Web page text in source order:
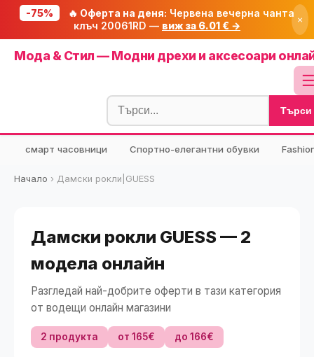
-75% 🔥 Оферта на деня: Червена вечерна чанта
клъч 20061RD — виж за 6.01 € → ×
Мода & Стил — Модни дрехи и аксесоари
Начало
🔥 Намаления
🧮 Калкулатори Търси
смарт часовници Спортно-елегантни обувки
Начало › Дамски рокли|GUESS
Дамски рокли GUESS — 2
модела онлайн
Разгледай най-добрите оферти в тази категория
от водещи онлайн магазини
2 продукта от 165€ до 166€